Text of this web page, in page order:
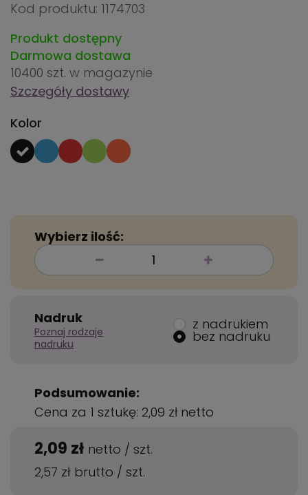
Kod produktu: 1174703
Produkt dostępny
Darmowa dostawa
10400 szt. w magazynie
Szczegóły dostawy
Kolor
Wybierz ilość:
Nadruk
Poznaj rodzaje
nadruku
z nadrukiem
bez nadruku
Podsumowanie:
Cena za 1 sztukę: 2,09 zł netto
2,09 zł netto / szt.
2,57 zł brutto / szt.